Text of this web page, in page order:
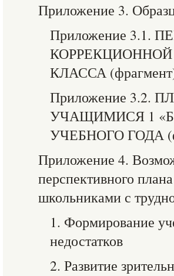
Приложение 3.
Приложение 3.1.
КЛАССА
Приложение 3.2.
УЧАЩИМИСЯ 1
УЧЕБНОГО ГОДА
Приложение 4.
перспективного
школьниками с
1. Формирование
недостатков
2. Развитие